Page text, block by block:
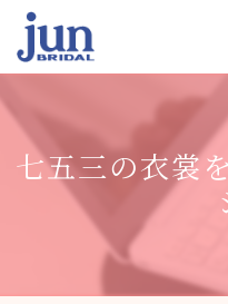
七五三の衣裳